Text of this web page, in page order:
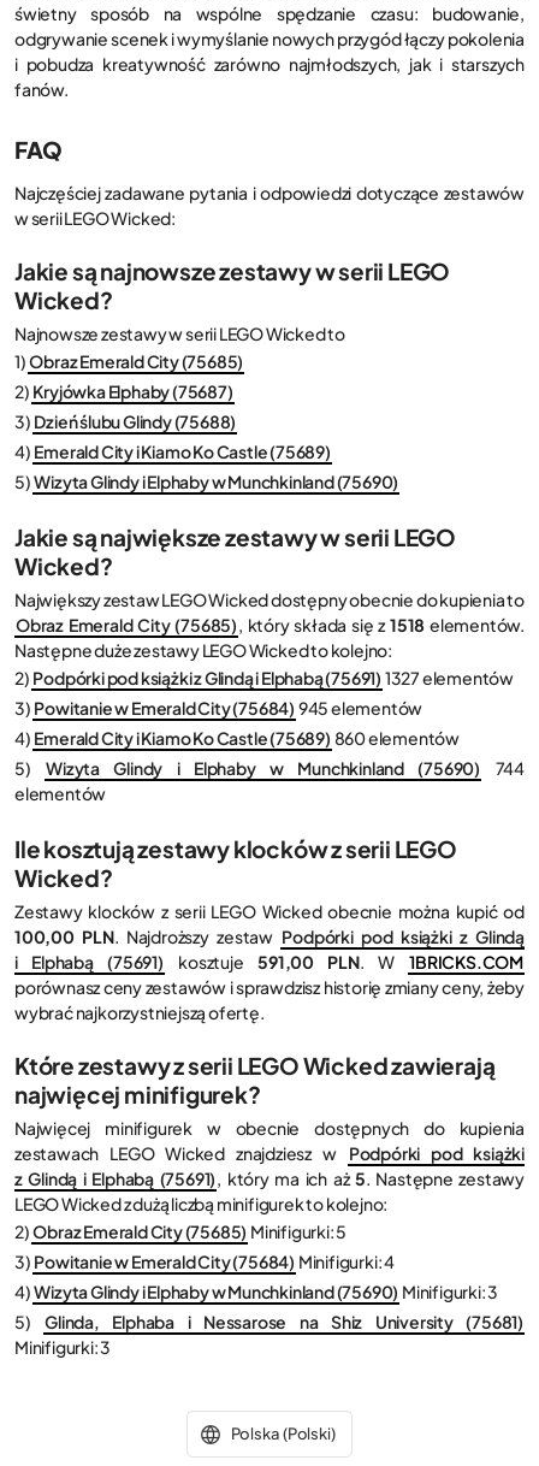
świetny sposób na wspólne spędzanie czasu: budowanie,
odgrywanie scenek i wymyślanie nowych przygód łączy pokolenia
i pobudza kreatywność zarówno najmłodszych, jak i starszych
fanów.
FAQ
Najczęściej zadawane pytania i odpowiedzi dotyczące zestawów
w serii LEGO Wicked:
Jakie są najnowsze zestawy w serii LEGO
Wicked?
Najnowsze zestawy w serii LEGO Wicked to
1)Obraz Emerald City (75685)
2) Kryjówka Elphaby (75687)
3) Dzień ślubu Glindy (75688)
4) Emerald City i Kiamo Ko Castle (75689)
5)Wizyta Glindy i Elphaby w Munchkinland (75690)
Jakie są największe zestawy w serii LEGO
Wicked?
Największy zestaw LEGO Wicked dostępny obecnie do kupienia to
Obraz Emerald City (75685), który składa się z 1518 elementów.
Następne duże zestawy LEGO Wicked to kolejno:
2) Podpórki pod książki z Glindą i Elphabą (75691) 1327 elementów
3) Powitanie w Emerald City (75684) 945 elementów
4) Emerald City i Kiamo Ko Castle (75689) 860 elementów
5) Wizyta Glindy i Elphaby w Munchkinland (75690)
744
elementów
Ile kosztują zestawy klocków z serii LEGO
Wicked?
Zestawy klocków z serii LEGO Wicked obecnie można kupić od
100,00 PLN. Najdroższy zestaw Podpórki pod książki z Glindą
i Elphabą (75691)
kosztuje591,00 PLN. W 1BRICKS.COM
porównasz ceny zestawów i sprawdzisz historię zmiany ceny, żeby
wybrać najkorzystniejszą ofertę.
Które zestawy z serii LEGO Wicked zawierają
najwięcej minifigurek?
Najwięcej minifigurek w obecnie dostępnych do kupienia
zestawach LEGO Wicked znajdziesz w
Podpórki pod książki
z Glindą i Elphabą (75691), który ma ich aż5. Następne zestawy
LEGO Wicked z dużą liczbą minifigurek to kolejno:
2)Obraz Emerald City (75685) Minifigurki: 5
3) Powitanie w Emerald City (75684) Minifigurki: 4
4)Wizyta Glindy i Elphaby w Munchkinland (75690) Minifigurki: 3
5) Glinda, Elphaba i Nessarose na Shiz University (75681)
Minifigurki: 3
Polska (Polski)